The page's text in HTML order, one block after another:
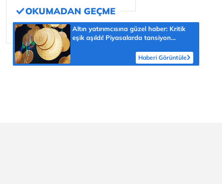
Altın yatırımcısına güzel haber: Kritik
eşik aşıldı! Piyasalarda tansiyon
Haberi Görüntüle